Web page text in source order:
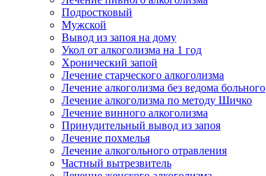
Подростковый
Мужской
Вывод из запоя на дому
Укол от алкоголизма на 1 год
Хронический запой
Лечение старческого алкоголизма
Лечение алкоголизма без ведома больного
Лечение алкоголизма по методу Шичко
Лечение винного алкоголизма
Принудительный вывод из запоя
Лечение похмелья
Лечение алкогольного отравления
Частный вытрезвитель